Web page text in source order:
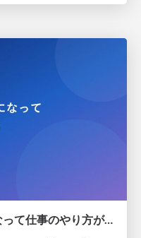
Copilotで資料を作るようになって仕事のやり方が変わった話